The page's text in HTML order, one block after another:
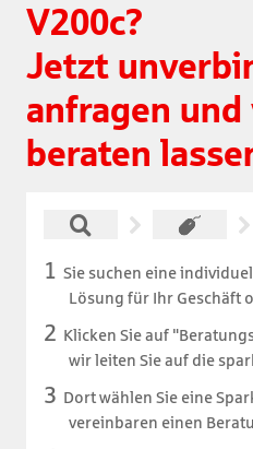
V200c?
Jetzt
anfragen
beraten
Sie suchen eine
Lösung für Ihr Geschäft
Klicken Sie auf
wir leiten Sie auf die
Dort wählen Sie eine
vereinbaren einen